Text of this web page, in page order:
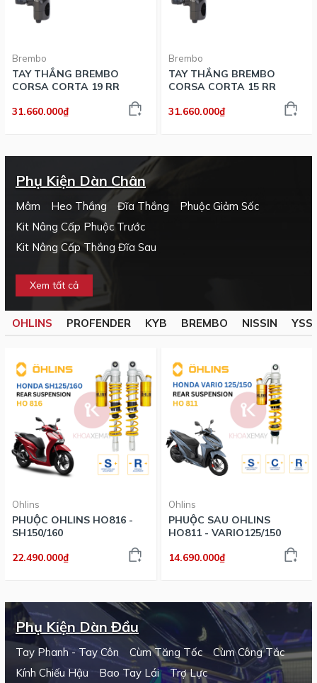
Brembo
TAY THẮNG BREMBO
CORSA CORTA 19 RR
31.660.000₫
Brembo
TAY THẮNG BREMBO
CORSA CORTA 15 RR
31.660.000₫
Phụ Kiện Dàn Chân
Mâm Heo Thắng Đĩa Thắng
Phuộc Giảm Sốc
Kit Nâng Cấp Phuộc Trước
Kit Nâng Cấp Thắng Đĩa Sau
Xem tất cả
OHLINS PROFENDER KYB BREMBO NISSIN YSS
Ohlins
PHUỘC OHLINS HO816 -
SH150/160
22.490.000₫
Ohlins
PHUỘC SAU OHLINS
HO811 - VARIO125/150
14.690.000₫
Phụ Kiện Dàn Đầu
Tay Phanh - Tay Côn Cùm Tăng Tốc
Cùm Công Tắc
Kính Chiếu Hậu
Bao Tay Lái Trợ Lực